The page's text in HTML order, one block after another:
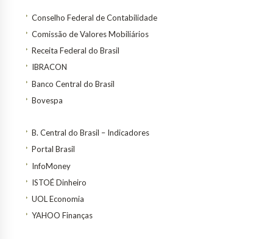
Conselho Federal de Contabilidade
Comissão de Valores Mobiliários
Receita Federal do Brasil
IBRACON
Banco Central do Brasil
Bovespa
B. Central do Brasil – Indicadores
Portal Brasil
InfoMoney
ISTOÉ Dinheiro
UOL Economia
YAHOO Finanças